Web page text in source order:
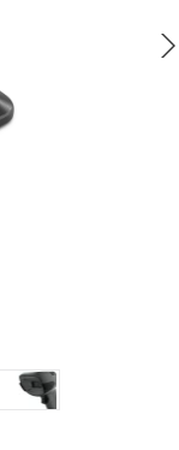
simple et efficace